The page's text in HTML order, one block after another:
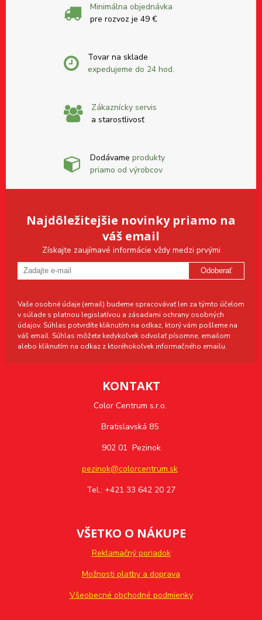
Minimálna objednávka
pre rozvoz je 49 €
Tovar na sklade
expedujeme do 24 hod.
Zákaznícky servis
a starostlivosť
Dodávame produkty
priamo od výrobcov
Najdôležitejšie novinky priamo na
váš email
Získajte zaujímavé informácie vždy medzi prvými
Odoberať
Vaše osobné údaje (email) budeme spracovávať len za týmto účelom
v súlade s platnou legislatívou a zásadami ochrany osobných
údajov. Súhlas potvrdíte kliknutím na odkaz, ktorý vám pošleme na
váš email. Súhlas môžete kedykoľvek odvolať písomne, emailom
alebo kliknutím na odkaz z ktoréhokoľvek informačného emailu.
KONTAKT
Color Centrum s.r.o.
Bratislavská 85
902 01 Pezinok
pezinok@colorcentrum.sk
Tel.: +421 33 642 20 27
VŠETKO O NÁKUPE
Reklamačný poriadok
Možnosti platby a doprava
Všeobecné obchodné podmienky